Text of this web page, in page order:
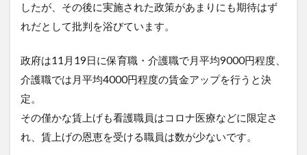
したが、その後に実施された政策があまりにも期待はず
れだとして批判を浴びています。
政府は11月19日に保育職・介護職で月平均9000円程度、
介護職では月平均4000円程度の賃金アップを行うと決
定。
その僅かな賃上げも看護職員はコロナ医療などに限定さ
れ、賃上げの恩恵を受ける職員は数が少ないです。